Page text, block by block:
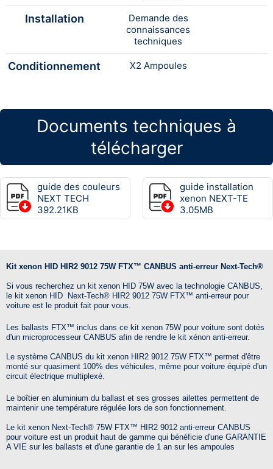
Installation
Demande des
connaissances
techniques
Conditionnement X2 Ampoules
Documents techniques à
télécharger
guide des couleurs
NEXT TECH
392.21KB
guide installation
xenon NEXT-TE
3.05MB
Kit xenon HID HIR2 9012 75W FTX™ CANBUS anti-erreur Next-Tech®
Si vous recherchez un kit xenon HID 75W avec la technologie CANBUS,
le kit xenon HID
Next-Tech® HIR2 9012 75W FTX™ anti-erreur pour
voiture est le produit fait pour vous.
Les ballasts FTX™ inclus dans ce kit xenon 75W pour voiture sont dotés
d'un microprocesseur CANBUS afin de rendre le kit xénon anti-erreur.
Le système CANBUS du kit xenon HIR2 9012 75W FTX™ permet d'être
monté sur quasiment 100% des véhicules, même pour voiture équipé d'un
circuit électrique multiplexé.
Le boîtier en aluminium du ballast et ses grosses ailettes permettent de
maintenir une température régulée lors de son fonctionnement.
Le kit xenon Next-Tech® 75W FTX™ HIR2 9012 anti-erreur CANBUS
pour voiture est un produit haut de gamme qui bénéficie d'une GARANTIE
A VIE sur les ballasts et d'une garantie de 1 an sur les ampoules